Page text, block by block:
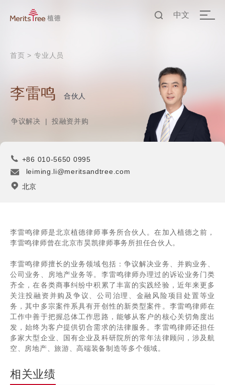
中文
首页 > 专业人员
李雷鸣 合伙人
争议解决 | 投融资并购
+86 010-5650 0995
leiming.li@meritsandtree.com
北京
李雷鸣律师是北京植德律师事务所合伙人。在加入植德之前，
李雷鸣律师曾在北京市昊凯律师事务所担任合伙人。
李雷鸣律师擅长的业务领域包括：争议解决业务、并购业务、
公司业务、房地产业务等。李雷鸣律师办理过的诉讼业务门类
齐全，在各类商事纠纷中积累了丰富的实践经验，近年来更多
关注投融资并购及争议、公司治理、金融风险项目处置等业
务，其中多宗案件系具有开创性的新类型案件。李雷鸣律师在
工作中善于把握总体工作思路，能够从客户的核心关切角度出
发，始终为客户提供切合需求的法律服务。李雷鸣律师还担任
多家大型企业、国有企业及科研院所的常年法律顾问，涉及航
空、房地产、旅游、高端装备制造等多个领域。
相关业绩